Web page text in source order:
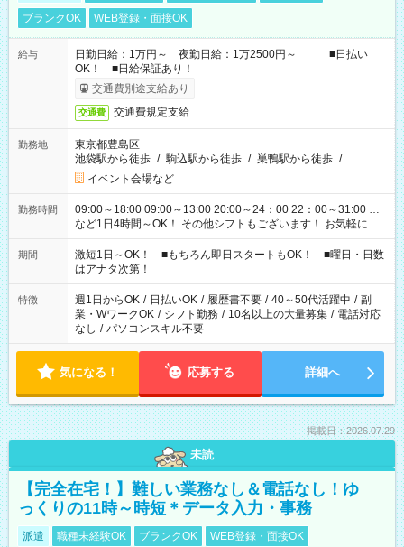
ブランクOK
WEB登録・面接OK
給与
日勤日給：1万円～ 夜勤日給：1万2500円～ ■日払い
OK！ ■日給保証あり！
交通費別途支給あり
交通費 交通費規定支給
勤務地
東京都豊島区
池袋駅から徒歩 / 駒込駅から徒歩 / 巣鴨駅から徒歩 / …
イベント会場など
勤務時間
09:00～18:00 09:00～13:00 20:00～24：00 22：00～31:00 …
など1日4時間～OK！ その他シフトもございます！ お気軽にご
相談ください！
期間
激短1日～OK！ ■もちろん即日スタートもOK！ ■曜日・日数
はアナタ次第！
特徴 週1日からOK / 日払いOK / 履歴書不要 / 40～50代活躍中 / 副
業・WワークOK / シフト勤務 / 10名以上の大量募集 / 電話対応
なし / パソコンスキル不要
気になる！ 応募する 詳細へ
掲載日：2026.07.29
未読
【完全在宅！】難しい業務なし＆電話なし！ゆ
っくりの11時～時短＊データ入力・事務
派遣 職種未経験OK ブランクOK WEB登録・面接OK